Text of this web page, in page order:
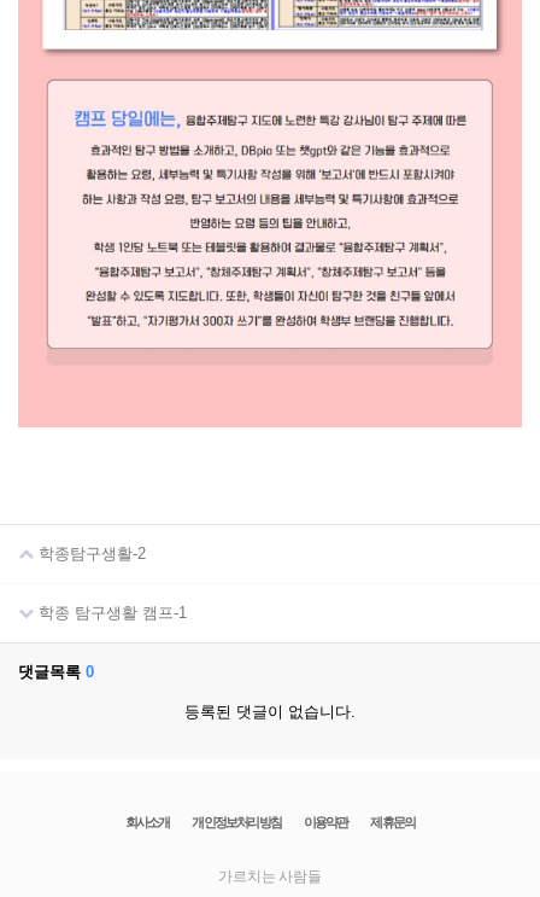
학종탐구생활-2
학종 탐구생활 캠프-1
댓글목록 0
등록된 댓글이 없습니다.
회사소개 개인정보처리방침 이용약관 제휴문의
가르치는 사람들